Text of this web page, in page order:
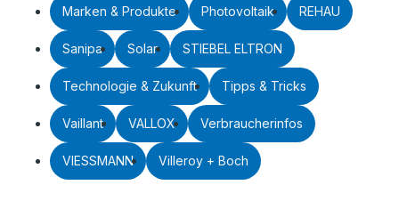
Marken & Produkte Photovoltaik REHAU
Sanipa Solar STIEBEL ELTRON
Technologie & Zukunft Tipps & Tricks
Vaillant VALLOX Verbraucherinfos
VIESSMANN Villeroy + Boch